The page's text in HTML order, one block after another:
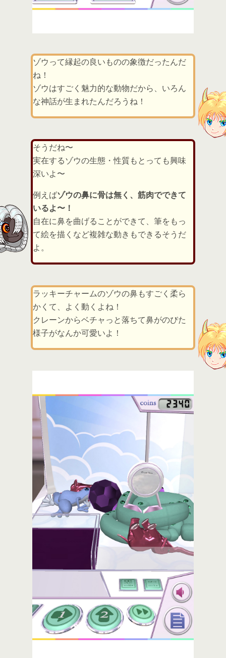
ゾウって縁起の良いものの象徴だったんだ
ね！
ゾウはすごく魅力的な動物だから、いろん
な神話が生まれたんだろうね！
そうだね〜
実在するゾウの生態・性質もとっても興味
深いよ〜
例えばゾウの鼻に骨は無く、筋肉でできて
いるよ〜！
自在に鼻を曲げることができて、筆をもっ
て絵を描くなど複雑な動きもできるそうだ
よ。
ラッキーチャームのゾウの鼻もすごく柔ら
かくて、よく動くよね！
クレーンからベチャっと落ちて鼻がのびた
様子がなんか可愛いよ！